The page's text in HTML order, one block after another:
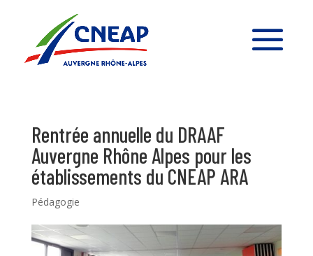
Rentrée annuelle du DRAAF
Auvergne Rhône Alpes pour les
établissements du CNEAP ARA
Pédagogie